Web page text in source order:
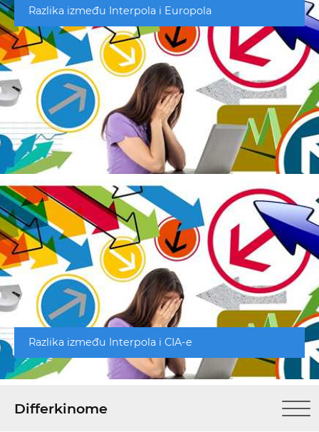
Razlika između Interpola i Europola
Razlika između Interpola i CIA-e
Differkinome